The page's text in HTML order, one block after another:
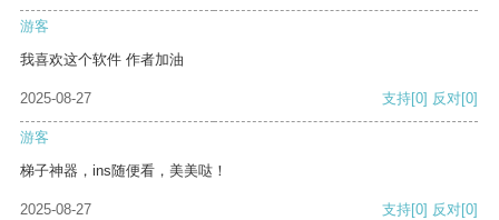
游客
我喜欢这个软件 作者加油
2025-08-27 支持[0] 反对[0]
游客
梯子神器，ins随便看，美美哒！
2025-08-27 支持[0] 反对[0]